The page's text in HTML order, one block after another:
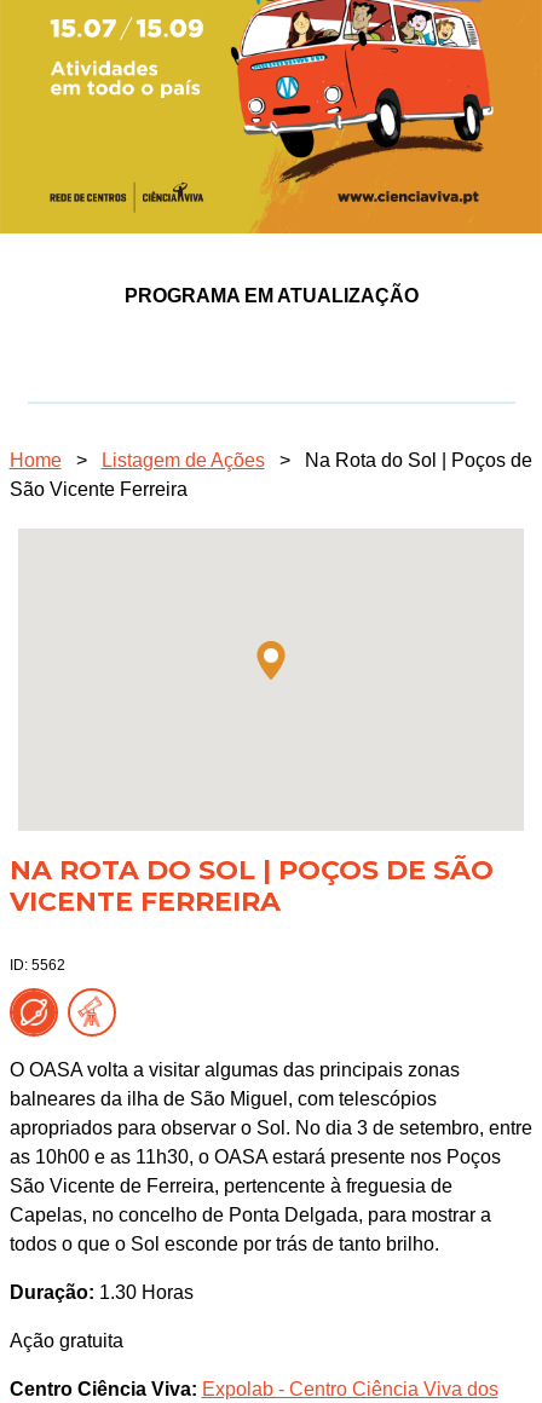
PROGRAMA EM ATUALIZAÇÃO
Home > Listagem de Ações >
Na Rota do Sol | Poços de
São Vicente Ferreira
NA ROTA DO SOL | POÇOS DE SÃO
VICENTE FERREIRA
ID: 5562
O OASA volta a visitar algumas das principais zonas
balneares da ilha de São Miguel, com telescópios
apropriados para observar o Sol. No dia 3 de setembro, entre
as 10h00 e as 11h30, o OASA estará presente nos Poços
São Vicente de Ferreira, pertencente à freguesia de
Capelas, no concelho de Ponta Delgada, para mostrar a
todos o que o Sol esconde por trás de tanto brilho.
Duração: 1.30 Horas
Ação gratuita
Centro Ciência Viva: Expolab - Centro Ciência Viva dos